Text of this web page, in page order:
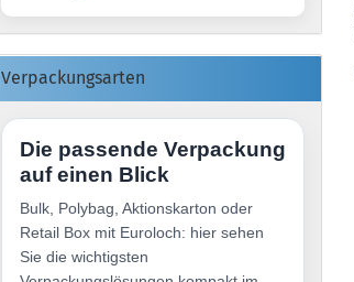
Verpackungsarten
Die passende Verpackung
auf einen Blick
Bulk, Polybag, Aktionskarton oder
Retail Box mit Euroloch: hier sehen
Sie die wichtigsten